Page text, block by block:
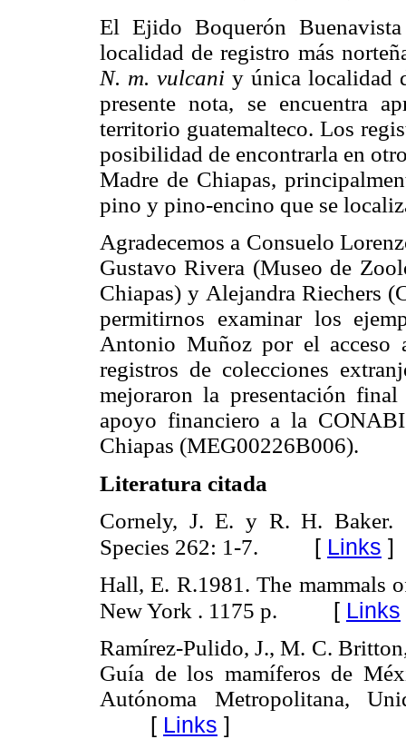
El Ejido Boquerón
localidad de registro más
N. m. vulcani y única localidad
presente nota, se encuentra
territorio guatemalteco. Los
posibilidad de encontrarla en
Madre de Chiapas,
pino y pino-encino que se
Agradecemos a Consuelo
Gustavo Rivera (Museo de
Chiapas) y Alejandra Riechers
permitirnos examinar los
Antonio Muñoz por el acceso
registros de colecciones
mejoraron la presentación
apoyo financiero a la
Chiapas (MEG00226B006).
Literatura citada
Cornely, J. E. y R. H.
Species 262: 1-7.
[ Links ]
Hall, E. R.1981. The mammals
New York . 1175 p.
[ Links
Ramírez-Pulido, J., M. C.
Guía de los mamíferos de
Autónoma Metropolitana,
[ Links ]